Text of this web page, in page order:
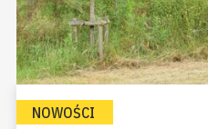
NOWOŚCI